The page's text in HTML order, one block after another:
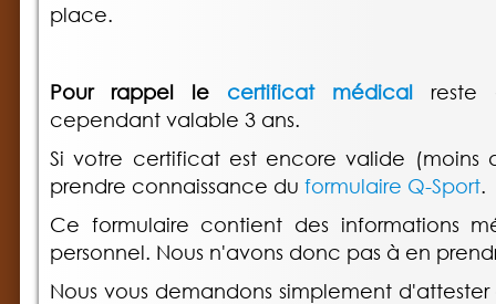
place.
Pour rappel le certificat médical reste
cependant valable 3 ans.
Si votre certificat est encore valide (moins
prendre connaissance du formulaire Q-Sport.
Ce formulaire contient des informations
personnel. Nous n'avons donc pas à en
Nous vous demandons simplement